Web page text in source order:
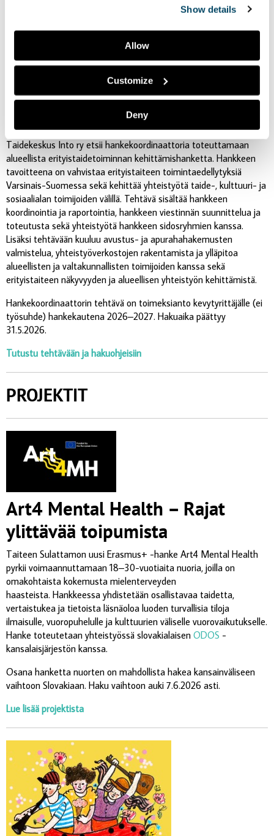
Show details
Allow
Customize
Deny
TYÖPAIKAT
Hankekoordinaattori alueellisen
erityistaidetoiminnan
kehittämishankkeeseen
Taidekeskus Into ry etsii hankekoordinaattoria toteuttamaan
alueellista erityistaidetoiminnan kehittämishanketta. Hankkeen
tavoitteena on vahvistaa erityistaiteen toimintaedellytyksiä
Varsinais-Suomessa sekä kehittää yhteistyötä taide-, kulttuuri- ja
sosiaalialan toimijoiden välillä. Tehtävä sisältää hankkeen
koordinointia ja raportointia, hankkeen viestinnän suunnittelua ja
toteutusta sekä yhteistyötä hankkeen sidosryhmien kanssa.
Lisäksi tehtävään kuuluu avustus- ja apurahahakemusten
valmistelua, yhteistyöverkostojen rakentamista ja ylläpitoa
alueellisten ja valtakunnallisten toimijoiden kanssa sekä
erityistaiteen näkyvyyden ja alueellisen yhteistyön kehittämistä.
Hankekoordinaattorin tehtävä on toimeksianto kevytyrittäjälle (ei
työsuhde) hankekautena 2026–2027. Hakuaika päättyy
31.5.2026.
Tutustu tehtävään ja hakuohjeisiin
PROJEKTIT
Art4 Mental Health – Rajat
ylittävää toipumista
Taiteen Sulattamon uusi Erasmus+ -hanke Art4 Mental Health
pyrkii voimaannuttamaan 18–30-vuotiaita nuoria, joilla on
omakohtaista kokemusta mielenterveyden
haasteista. Hankkeessa yhdistetään osallistavaa taidetta,
vertaistukea ja tietoista läsnäoloa luoden turvallisia tiloja
ilmaisulle, vuoropuhelulle ja kulttuurien väliselle vuorovaikutukselle.
Hanke toteutetaan yhteistyössä slovakialaisen ODOS -
kansalaisjärjestön kanssa.
Osana hanketta nuorten on mahdollista hakea kansainväliseen
vaihtoon Slovakiaan. Haku vaihtoon auki 7.6.2026 asti.
Lue lisää projektista